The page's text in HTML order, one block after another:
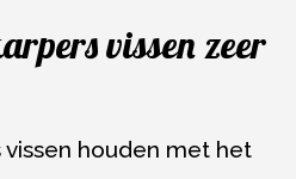
vissen zeer
houden met het